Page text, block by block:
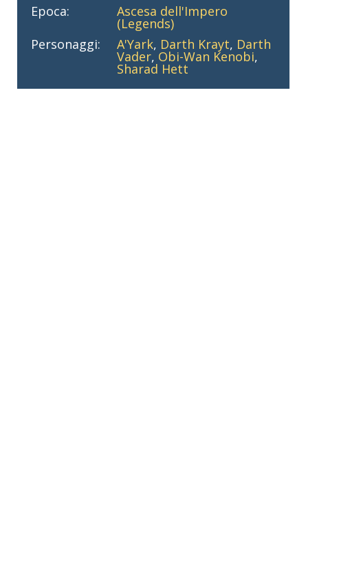
Epoca:
Ascesa dell'Impero
(Legends)
Personaggi:
A'Yark, Darth Krayt, Darth
Vader, Obi-Wan Kenobi,
Sharad Hett